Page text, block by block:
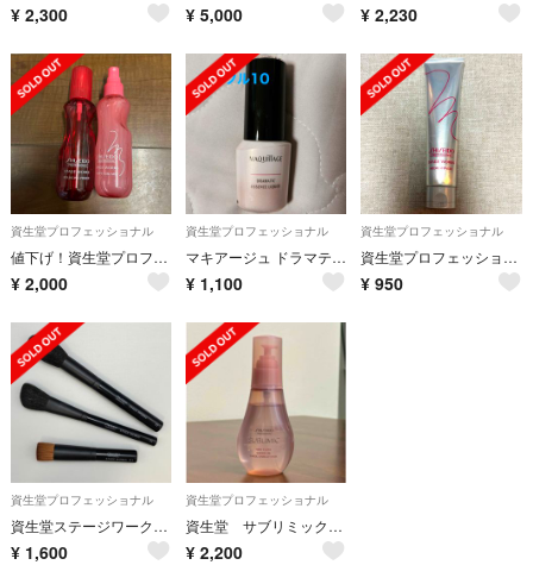
¥ 2,300 ¥ 5,000 ¥ 2,230
資生堂プロフェッショナル
値下げ！資生堂プロフェッショナル ステージワークス バウンシングプライマー
¥ 2,000
資生堂プロフェッショナル
マキアージュ ドラマティックエッセンスリキッド オークル10
¥ 1,100
資生堂プロフェッショナル
資生堂プロフェッショナル ステージワークス ミディアムペースト(70g)
¥ 950
資生堂プロフェッショナル
資生堂ステージワークス メイクブラシ3本まとめ
¥ 1,600
資生堂プロフェッショナル
資生堂 サブリミック エアリーフローシアーオイル
¥ 2,200